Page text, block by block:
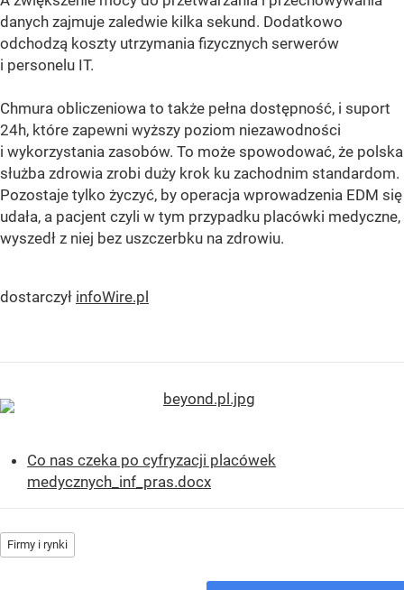
danych zajmuje zaledwie kilka sekund. Dodatkowo
odchodzą koszty utrzymania fizycznych serwerów
i personelu IT.
Chmura obliczeniowa to także pełna dostępność, i suport
24h, które zapewni wyższy poziom niezawodności
i wykorzystania zasobów. To może spowodować, że polska
służba zdrowia zrobi duży krok ku zachodnim standardom.
Pozostaje tylko życzyć, by operacja wprowadzenia EDM się
udała, a pacjent czyli w tym przypadku placówki medyczne,
wyszedł z niej bez uszczerbku na zdrowiu.
dostarczył infoWire.pl
Co nas czeka po cyfryzacji placówek
medycznych_inf_pras.docx
Firmy i rynki